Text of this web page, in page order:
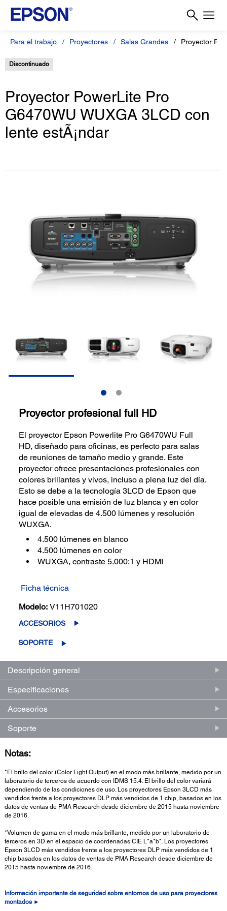
Para el trabajo Proyectores Salas Grandes Proyector
Discontinuado
Proyector PowerLite Pro
G6470WU WUXGA 3LCD con
lente estÃ¡ndar
Proyector profesional full HD
El proyector Epson Powerlite Pro G6470WU Full
HD, diseñado para oficinas, es perfecto para salas
de reuniones de tamaño medio y grande. Este
proyector ofrece presentaciones profesionales con
colores brillantes y vivos, incluso a plena luz del día.
Esto se debe a la tecnología 3LCD de Epson que
hace posible una emisión de luz blanca y en color
igual de elevadas de 4.500 lúmenes y resolución
WUXGA.
4.500 lúmenes en blanco
4.500 lúmenes en color
WUXGA, contraste 5.000:1 y HDMI
Ficha técnica
Modelo: V11H701020
ACCESORIOS
SOPORTE
Descripción general
Especificaciones
Accesorios
Soporte
Notas:
*El brillo del color (Color Light Output) en el modo más brillante, medido por un
laboratorio de terceros de acuerdo con IDMS 15.4. El brillo del color variará
dependiendo de las condiciones de uso. Los proyectores Epson 3LCD más
vendidos frente a los proyectores DLP más vendidos de 1 chip, basados en los
datos de ventas de PMA Research desde diciembre de 2015 hasta noviembre
de 2016.
*Volumen de gama en el modo más brillante, medido por un laboratorio de
terceros en 3D en el espacio de coordenadas CIE L*a*b*. Los proyectores
Epson 3LCD más vendidos frente a los proyectores DLP más vendidos de 1
chip basados en los datos de ventas de PMA Research desde diciembre de
2015 hasta noviembre de 2016.
Información importante de seguridad sobre entornos de uso para proyectores
montados ►